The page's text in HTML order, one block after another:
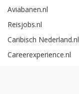
Aviabanen.nl
Reisjobs.nl
Caribisch Nederland.nl
Careerexperience.nl